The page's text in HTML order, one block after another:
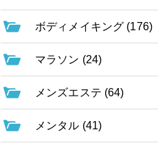
ボディメイキング (176)
マラソン (24)
メンズエステ (64)
メンタル (41)